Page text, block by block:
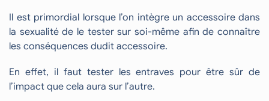
Il est primordial lorsque l’on intègre un accessoire dans
la sexualité de le tester sur soi-même afin de connaître
les conséquences dudit accessoire.
En effet, il faut tester les entraves pour être sûr de
l’impact que cela aura sur l’autre.